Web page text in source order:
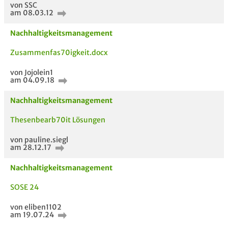
Neues Thema
starten
ähnliche Fächer und
Module anderer Unis
von SSC
am 08.03.12
Nachhaltigkeitsmanagement
Zusammenfas70igkeit.docx
von Jojolein1
am 04.09.18
Nachhaltigkeitsmanagement
Thesenbearb70it Lösungen
von pauline.siegl
am 28.12.17
Nachhaltigkeitsmanagement
SOSE 24
von eliben1102
am 19.07.24